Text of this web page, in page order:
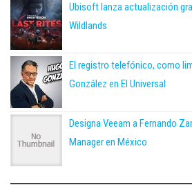
Ubisoft lanza actualización
Wildlands
El registro telefónico, como
González en El Universal
Designa Veeam a Fernando
Manager en México